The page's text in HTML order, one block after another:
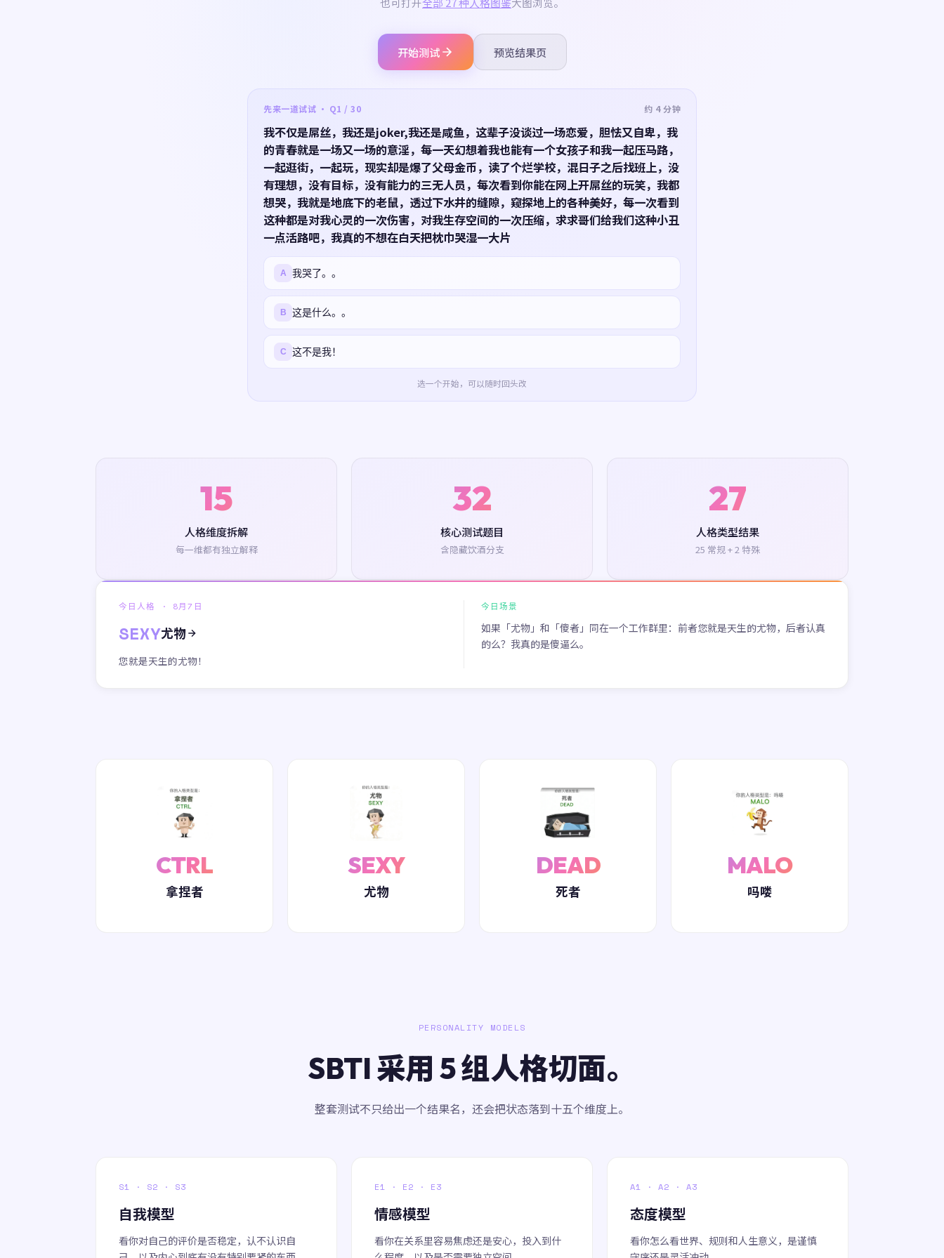
开始测试 预览结果页
先来一道试试 · Q1 / 30 约 4 分钟
我不仅是屌丝，我还是joker,我还是咸鱼，这辈子没谈过一场恋爱，胆怯又自卑，我
的青春就是一场又一场的意淫，每一天幻想着我也能有一个女孩子和我一起压马路，
一起逛街，一起玩，现实却是爆了父母金币，读了个烂学校，混日子之后找班上，没
有理想，没有目标，没有能力的三无人员，每次看到你能在网上开屌丝的玩笑，我都
想哭，我就是地底下的老鼠，透过下水井的缝隙，窥探地上的各种美好，每一次看到
这种都是对我心灵的一次伤害，对我生存空间的一次压缩，求求哥们给我们这种小丑
一点活路吧，我真的不想在白天把枕巾哭湿一大片
A 我哭了。。
B 这是什么。。
C 这不是我！
选一个开始，可以随时回头改
15
人格维度拆解
每一维都有独立解释
32
核心测试题目
含隐藏饮酒分支
27
人格类型结果
25 常规 + 2 特殊
今日人格 · 8月7日
SEXY尤物
您就是天生的尤物！
今日场景
如果「尤物」和「傻者」同在一个工作群里：前者您就是天生的尤物，后者认真
的么？我真的是傻逼么。
CTRL
拿捏者
SEXY
尤物
DEAD
死者
MALO
吗喽
PERSONALITY MODELS
SBTI 采用 5 组人格切面。
整套测试不只给出一个结果名，还会把状态落到十五个维度上。
S1 · S2 · S3
自我模型
看你对自己的评价是否稳定，认不认识自
E1 · E2 · E3
情感模型
看你在关系里容易焦虑还是安心，投入到什
A1 · A2 · A3
态度模型
看你怎么看世界、规则和人生意义，是谨慎